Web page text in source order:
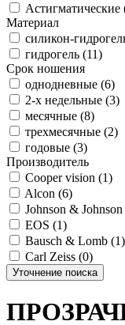
Астигматические
Материал
силикон-
гидрогель (11)
Срок ношения
однодневные (6)
2-х недельные (3)
месячные (8)
трехмесячные (2)
годовые (3)
Производитель
Cooper vision (1)
Alcon (6)
Johnson &
EOS (1)
Bausch & Lomb (1)
Carl Zeiss (0)
Уточнение поиска